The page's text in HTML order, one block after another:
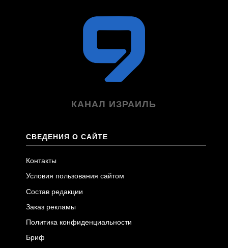
КАНАЛ ИЗРАИЛЬ
СВЕДЕНИЯ О САЙТЕ
Контакты
Условия пользования сайтом
Состав редакции
Заказ рекламы
Политика конфиденциальности
Бриф